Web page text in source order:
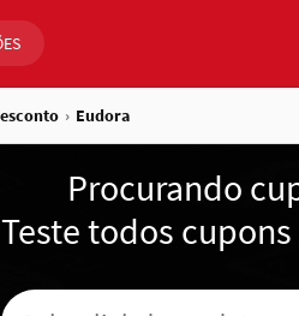
Eudora
Procurando
Teste todos